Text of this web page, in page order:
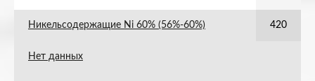
Никельсодержащие Ni 60% (56%-60%) 420
Нет данных